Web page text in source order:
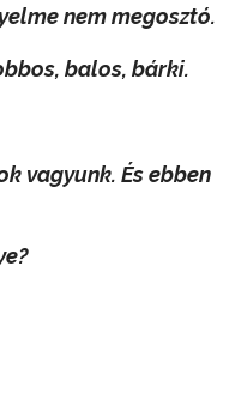
nem megosztó.
balos, bárki.
vagyunk. És ebben